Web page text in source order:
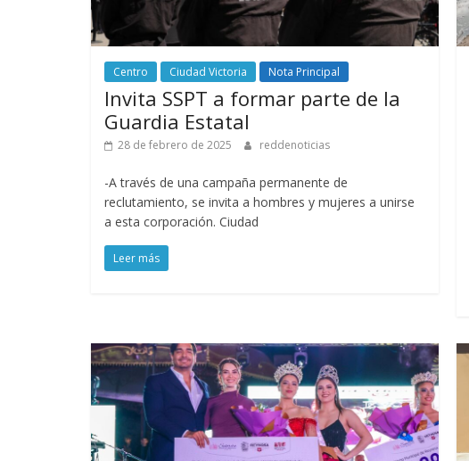
Centro Ciudad Victoria Nota Principal
Invita SSPT a formar parte de la
Guardia Estatal
28 de febrero de 2025 reddenoticias
-A través de una campaña permanente de
reclutamiento, se invita a hombres y mujeres a unirse
a esta corporación. Ciudad
Leer más